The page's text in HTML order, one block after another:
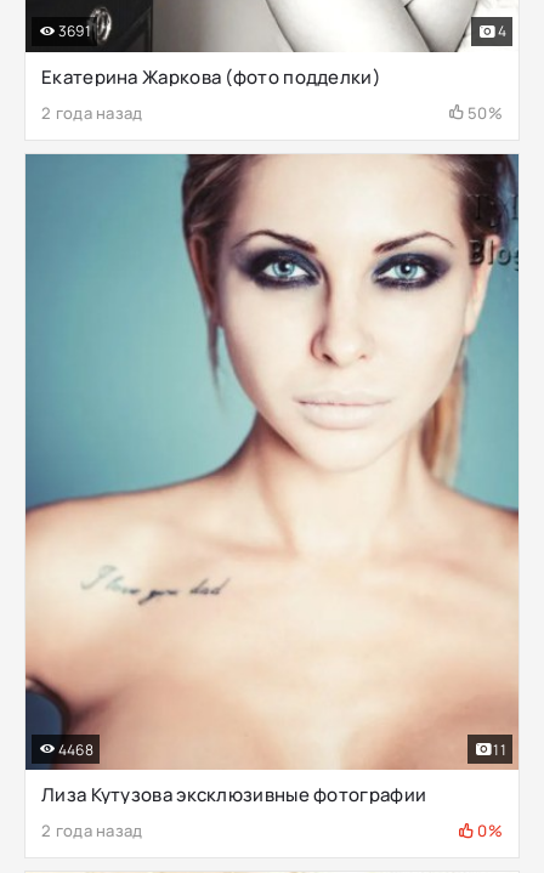
Екатерина Жаркова (фото подделки)
2 года назад 50%
3691 4
Лиза Кутузова эксклюзивные фотографии
2 года назад 0%
4468 11